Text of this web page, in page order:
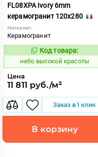
FL08XPA Ivory 6mm
керамогранит 120x280
Материал:
Керамогранит
1111415
Код товара:
небо высокой красоты
Цена
11 811 руб./м²
Заказ в 1 клик
В корзину